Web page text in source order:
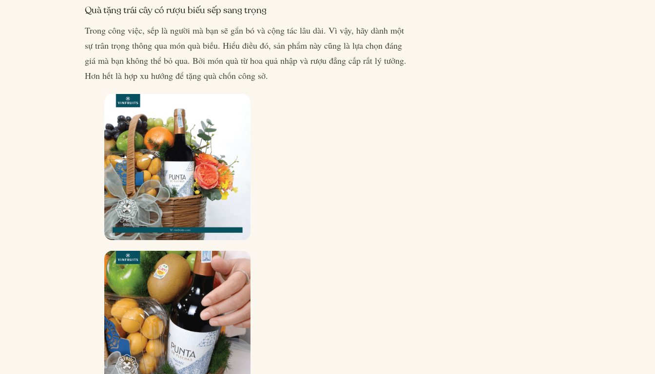
Quà tặng trái cây có rượu biếu sếp sang trọng
Trong công việc, sếp là người mà bạn sẽ gắn bó và cộng tác lâu dài. Vì vậy, hãy dành một
sự trân trọng thông qua món quà biếu. Hiểu điều đó, sản phẩm này cũng là lựa chọn đáng
giá mà bạn không thể bỏ qua. Bởi món quà từ hoa quả nhập và rượu đẳng cấp rất lý tưởng.
Hơn hết là hợp xu hướng để tặng quà chốn công sở.